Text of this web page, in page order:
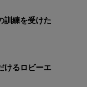
訓練を受けた
けるロビーエ